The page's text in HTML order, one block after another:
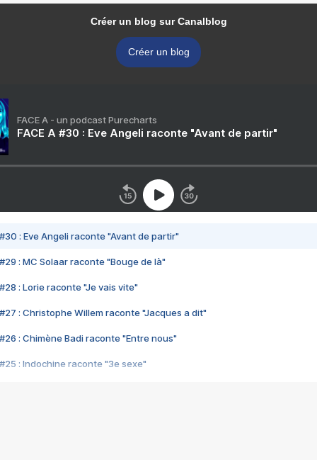
Créer un blog sur Canalblog
Créer un blog
FACE A - un podcast Purecharts
FACE A #30 : Eve Angeli raconte "Avant de partir"
#30 : Eve Angeli raconte "Avant de partir"
#29 : MC Solaar raconte "Bouge de là"
#28 : Lorie raconte "Je vais vite"
#27 : Christophe Willem raconte "Jacques a dit"
#26 : Chimène Badi raconte "Entre nous"
#25 : Indochine raconte "3e sexe"